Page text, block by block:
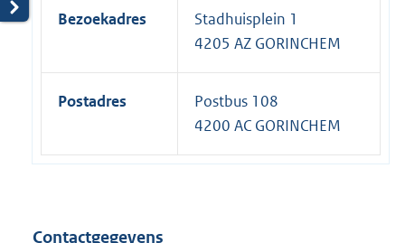
Bezoekadres
Stadhuisplein 1
4205 AZ GORINCHEM
Postadres
Postbus 108
4200 AC GORINCHEM
Contactgegevens